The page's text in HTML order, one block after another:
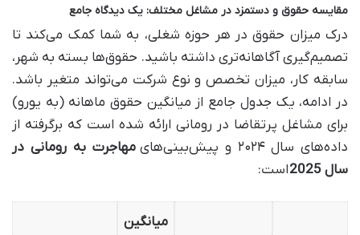
مقایسه حقوق و دستمزد در مشاغل مختلف: یک دیدگاه جامع
درک میزان حقوق در هر حوزه شغلی، به شما کمک می‌کند تا
تصمیم‌گیری آگاهانه‌تری داشته باشید. حقوق‌ها بسته به شهر،
سابقه کار، میزان تخصص و نوع شرکت می‌تواند متغیر باشد.
در ادامه، یک جدول جامع از میانگین حقوق ماهانه (به یورو)
برای مشاغل پرتقاضا در رومانی ارائه شده است که برگرفته از
داده‌های سال ۲۰۲۴ و پیش‌بینی‌های
مهاجرت به رومانی در
سال 2025
است:
میانگین